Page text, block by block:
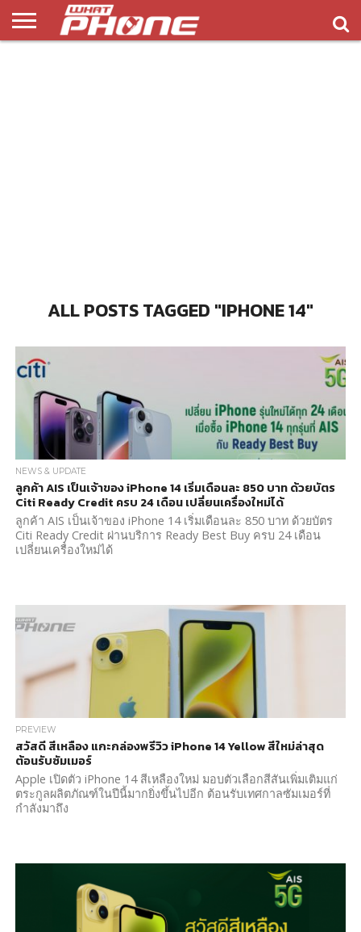
ALL POSTS TAGGED "IPHONE 14"
NEWS & UPDATE
ลูกค้า AIS เป็นเจ้าของ iPhone 14 เริ่มเดือนละ 850 บาท ด้วยบัตร
Citi Ready Credit ครบ 24 เดือน เปลี่ยนเครื่องใหม่ได้
ลูกค้า AIS เป็นเจ้าของ iPhone 14 เริ่มเดือนละ 850 บาท ด้วยบัตร
Citi Ready Credit ผ่านบริการ Ready Best Buy ครบ 24 เดือน
เปลี่ยนเครื่องใหม่ได้
PREVIEW
สวัสดี สีเหลือง แกะกล่องพรีวิว iPhone 14 Yellow สีใหม่ล่าสุด
ต้อนรับซัมเมอร์
Apple เปิดตัว iPhone 14 สีเหลืองใหม่ มอบตัวเลือกสีสันเพิ่มเติมแก่
ตระกูลผลิตภัณฑ์ในปีนี้มากยิ่งขึ้นไปอีก ต้อนรับเทศกาลซัมเมอร์ที่
กำลังมาถึง